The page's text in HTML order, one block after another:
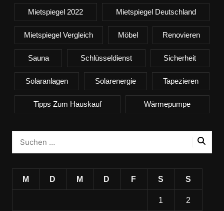
Mietspiegel 2022 Mietspiegel Deutschland
Mietspiegel Vergleich Möbel Renovieren
Sauna Schlüsseldienst Sicherheit
Solaranlagen Solarenergie Tapezieren
Tipps Zum Hauskauf Wärmepumpe
M D M D F S S
1 2